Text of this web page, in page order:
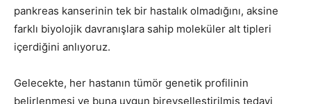
pankreas kanserinin tek bir hastalık olmadığını, aksine
farklı biyolojik davranışlara sahip moleküler alt tipleri
içerdiğini anlıyoruz.
Gelecekte, her hastanın tümör genetik profilinin
belirlenmesi ve buna uygun bireyselleştirilmiş tedavi